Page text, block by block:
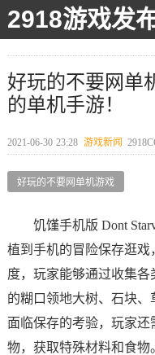
2918游戏发
好玩的不要网单
的单机手游！
2021-06-30 23:28 游戏新闻
好玩的不要网单机游戏
饥馑手机版 Dont
植到手机的冒险保存逛
度，玩家能够通过收集
的糊口领地大树、石块、
面临保存的考验，玩家
物，获取特殊材料和食物